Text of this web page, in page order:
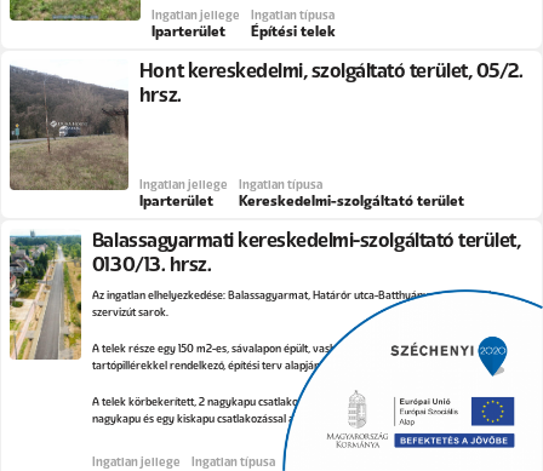
Ingatlan jellege
Iparterület
Ingatlan típusa
Építési telek
Hont kereskedelmi, szolgáltató terület, 05/2.
hrsz.
Ingatlan jellege
Iparterület
Ingatlan típusa
Kereskedelmi-szolgáltató terület
Balassagyarmati kereskedelmi-szolgáltató terület,
0130/13. hrsz.
Az ingatlan elhelyezkedése: Balassagyarmat, Határőr utca-Batthyány utca-nyírjesi
szervizút sarok.
A telek része egy 150 m2-es, sávalapon épült, vasbeton szerkezetű, magas belvilágú
tartópillérekkel rendelkező, építési terv alapján megvalósult csarnokváz.
A telek körbekerített, 2 nagykapu csatlakozással rendelkezik a Határőr utcára, illetve 1
nagykapu és egy kiskapu csatlakozással a nyírjesi szervizútra.
Ingatlan jellege Ingatlan típusa